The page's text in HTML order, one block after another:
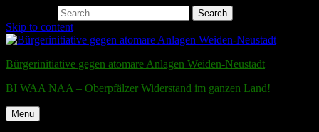
Search
Skip to content
Bürgerinitiative gegen atomare Anlagen Weiden-Neustadt
BI WAA NAA – Oberpfälzer Widerstand im ganzen Land!
Menu